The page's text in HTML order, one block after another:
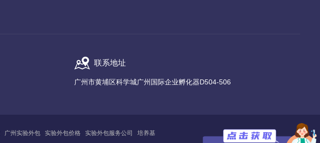
联系地址
广州市黄埔区科学城广州国际企业孵化器D504-506
广州 实验外包 实验外包价格 实验外包服务公司 培养基